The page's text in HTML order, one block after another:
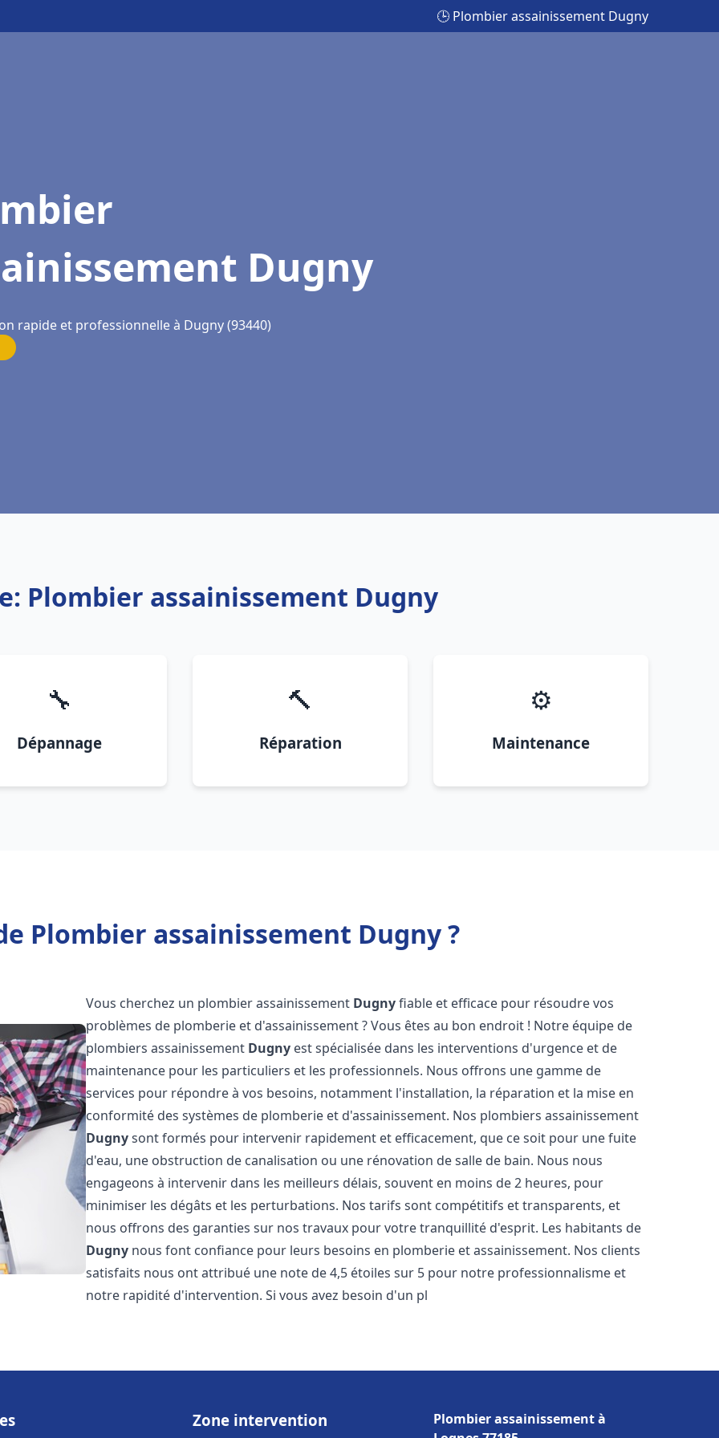
🕒 Plombier assainissement Dugny
Dugny
rapide et professionnelle à Dugny (93440)
Plombier assainissement Dugny
🔧
Dépannage
🔨
Réparation
⚙️
Maintenance
Plombier assainissement Dugny ?
Vous cherchez un plombier assainissement Dugnyfiable et efficace pour résoudre vos
problèmes de plomberie et d'assainissement ? Vous êtes au bon endroit ! Notre équipe de
plombiers assainissement Dugny est spécialisée dans les interventions d'urgence et de
maintenance pour les particuliers et les professionnels. Nous offrons une gamme de
services pour répondre à vos besoins, notamment l'installation, la réparation et la mise en
conformité des systèmes de plomberie et d'assainissement. Nos plombiers assainissement
Dugnysont formés pour intervenir rapidement et efficacement, que ce soit pour une fuite
d'eau, une obstruction de canalisation ou une rénovation de salle de bain. Nous nous
engageons à intervenir dans les meilleurs délais, souvent en moins de 2 heures, pour
minimiser les dégâts et les perturbations. Nos tarifs sont compétitifs et transparents, et
nous offrons des garanties sur nos travaux pour votre tranquillité d'esprit. Les habitants de
Dugny nous font confiance pour leurs besoins en plomberie et assainissement. Nos clients
satisfaits nous ont attribué une note de 4,5 étoiles sur 5 pour notre professionnalisme et
notre rapidité d'intervention. Si vous avez besoin d'un pl
Zone intervention
Plombier assainissement à